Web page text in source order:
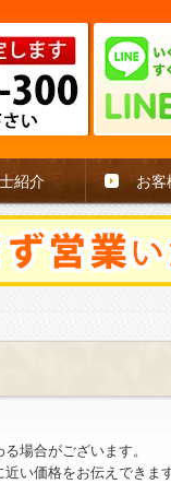
紹介 お客
場合がございます。
い価格をお伝えできま